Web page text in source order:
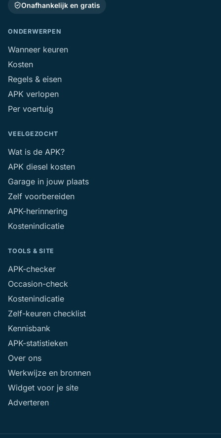
Onafhankelijk en gratis
ONDERWERPEN
Wanneer keuren
Kosten
Regels & eisen
APK verlopen
Per voertuig
VEELGEZOCHT
Wat is de APK?
APK diesel kosten
Garage in jouw plaats
Zelf voorbereiden
APK-herinnering
Kostenindicatie
TOOLS & SITE
APK-checker
Occasion-check
Kostenindicatie
Zelf-keuren checklist
Kennisbank
APK-statistieken
Over ons
Werkwijze en bronnen
Widget voor je site
Adverteren